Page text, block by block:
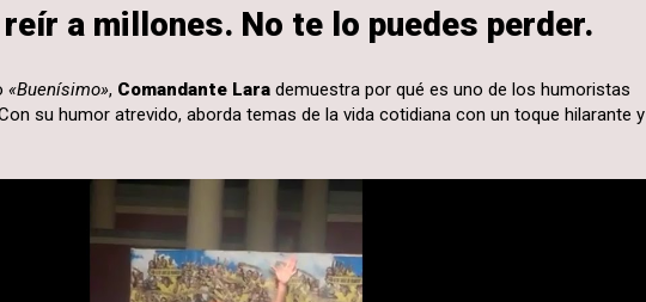
a millones. No te lo puedes perder.
«Buenísimo», Comandante Lara demuestra por qué es uno de los humoristas
su humor atrevido, aborda temas de la vida cotidiana con un toque hilarante y